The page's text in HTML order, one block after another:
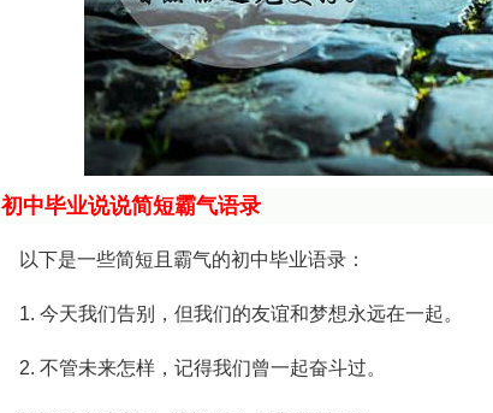
初中毕业说说简短霸气语录
以下是一些简短且霸气的初中毕业语录：
1. 今天我们告别，但我们的友谊和梦想永远在一起。
2. 不管未来怎样，记得我们曾一起奋斗过。